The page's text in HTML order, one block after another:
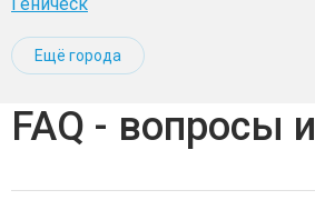
Ещё города
FAQ - вопросы